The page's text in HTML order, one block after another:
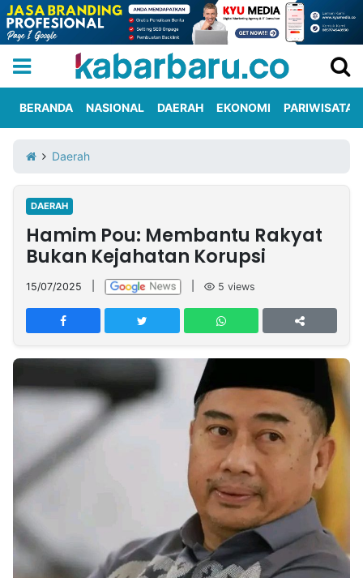
Iklan
Berita
Kami
Nasional
International
Olahraga
Entertainment
Daerah
Pariwisata
Kuliner
Kolom
Network
PT
TREETAN
MULTIMEDIA
Partner
Insight
NTB
Suara
Time
Lens
IDN
Daily
Jogja
Jalan
Rakyat
Idealita
News
Kita
Notice
Dinamikapost.com
Radar
Baru
Seedbacklink
Kabarbaru
BERANDA NASIONAL DAERAH EKONOMI PARIWISATA
Daerah
DAERAH
Hamim Pou: Membantu Rakyat
Bukan Kejahatan Korupsi
15/07/2025 5 views